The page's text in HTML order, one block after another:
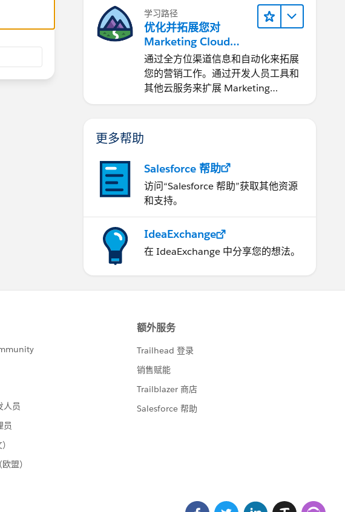
学习路径
优化并拓展您对
Marketing Cloud
Engagement 的使用
通过全方位渠道信息和自动化来拓展
您的营销工作。通过开发人员工具和
其他云服务来扩展 Marketing
Cloud。
更多帮助
Salesforce 帮助
访问“Salesforce 帮助”获取其他资源
和支持。
IdeaExchange
在 IdeaExchange 中分享您的想法。